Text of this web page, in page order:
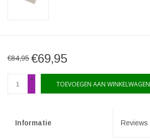
€84,95 €69,95
+
-
TOEVOEGEN AAN WINKELWAGEN
Informatie Reviews